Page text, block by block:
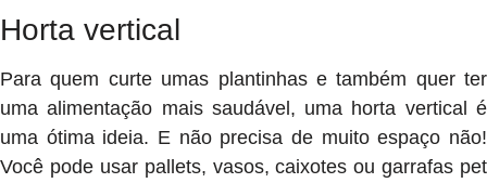
Horta vertical
Para quem curte umas plantinhas e também quer ter
uma alimentação mais saudável, uma horta vertical é
uma ótima ideia. E não precisa de muito espaço não!
Você pode usar pallets, vasos, caixotes ou garrafas pet